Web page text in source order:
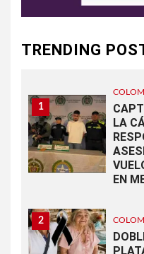
TRENDING
1
LA
EN
2